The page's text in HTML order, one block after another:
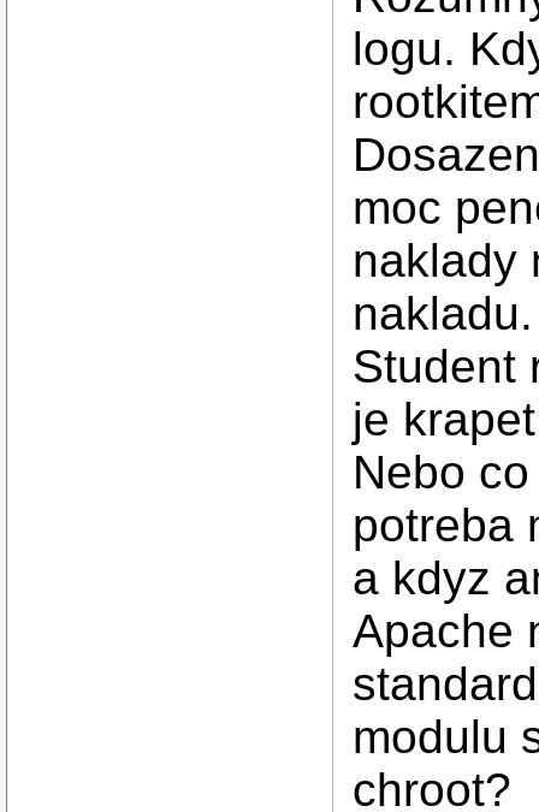
logu.
moc
naklady
Student
je
Nebo
potreba
a kdyz
Apache
modulu
chroot?